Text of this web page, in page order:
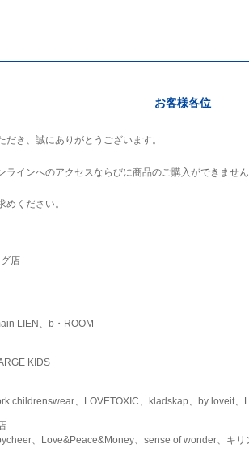
お客様各位
き、誠にありがとうございます。
インへのアクセスならびに商品のご購入ができません
ください。
店
LIEN、b・ROOM
KIDS
childrenswear、LOVETOXIC、kladskap、by loveit、
、Love&Peace&Money、sense of wonder、キリ